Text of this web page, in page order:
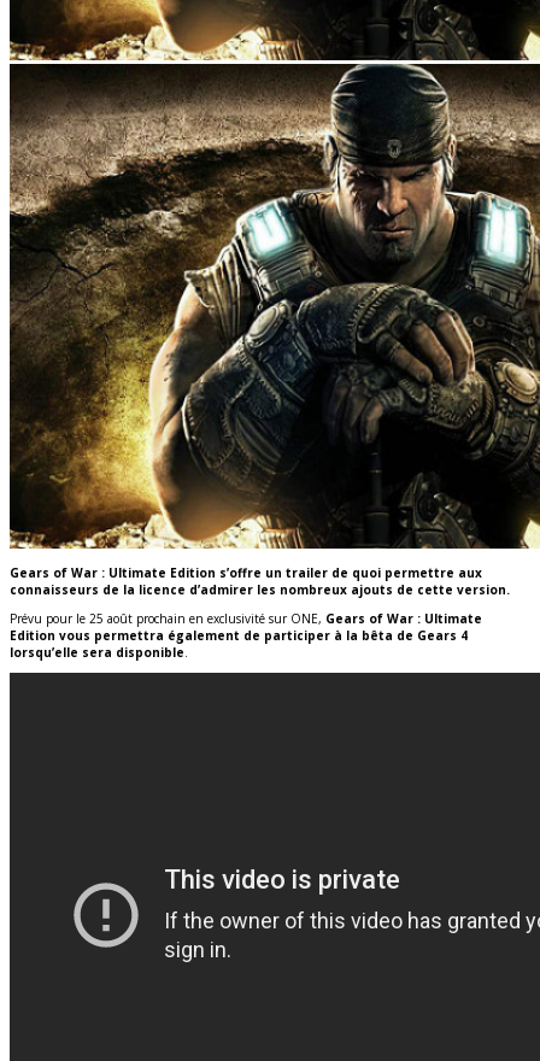
Gears of War : Ultimate Edition s’offre un trailer de quoi permettre aux
connaisseurs de la licence d’admirer les nombreux ajouts de cette version.
Prévu pour le 25 août prochain en exclusivité sur ONE, Gears of War : Ultimate
Edition vous permettra également de participer à la bêta de Gears 4
lorsqu’elle sera disponible.